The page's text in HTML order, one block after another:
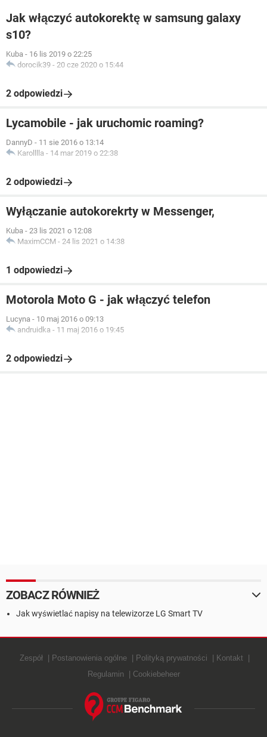
Jak włączyć autokorektę w samsung galaxy
s10?
Kuba - 16 lis 2019 o 22:25
dorocik39 - 20 cze 2020 o 15:44
2 odpowiedzi
Lycamobile - jak uruchomic roaming?
DannyD - 11 sie 2016 o 13:14
Karolllla - 14 mar 2019 o 22:38
2 odpowiedzi
Wyłączanie autokorekrty w Messenger,
Kuba - 23 lis 2021 o 12:08
MaximCCM - 24 lis 2021 o 14:38
1 odpowiedzi
Motorola Moto G - jak włączyć telefon
Lucyna - 10 maj 2016 o 09:13
andruidka - 11 maj 2016 o 19:45
2 odpowiedzi
ZOBACZ RÓWNIEŻ
Jak wyświetlać napisy na telewizorze LG Smart TV
Zespół Postanowienia ogólne Polityką prywatności
Kontakt
Regulamin
Cookiebeheer